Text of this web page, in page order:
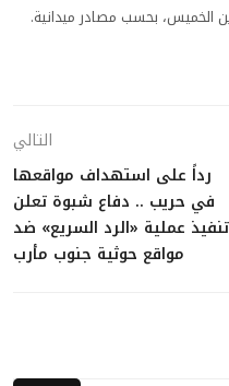
الخميس، بحسب مصادر ميدانية.
التالي
رداً على استهداف مواقعها
في حريب .. دفاع شبوة تعلن
تنفيذ عملية «الرد السريع» ضد
مواقع حوثية جنوب مأرب